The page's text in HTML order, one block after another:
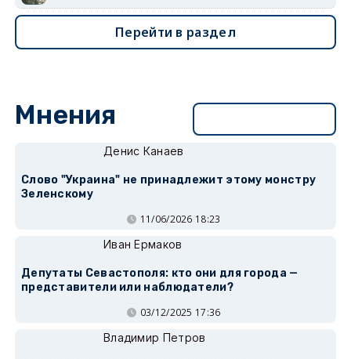
Перейти в раздел
Мнения
Денис Канаев
Слово "Украина" не принадлежит этому монстру
Зеленскому
11/06/2026 18:23
Иван Ермаков
Депутаты Севастополя: кто они для города —
представители или наблюдатели?
03/12/2025 17:36
Владимир Петров